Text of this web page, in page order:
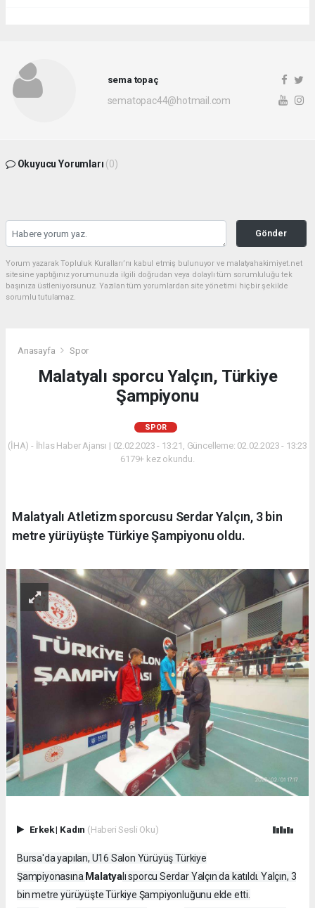
sema topaç
sematopac44@hotmail.com
Okuyucu Yorumları (0)
Gönder
Yorum yazarak Topluluk Kuralları’nı kabul etmiş bulunuyor ve malatyahakimiyet.net
sitesine yaptığınız yorumunuzla ilgili doğrudan veya dolaylı tüm sorumluluğu tek
başınıza üstleniyorsunuz. Yazılan tüm yorumlardan site yönetimi hiçbir şekilde
sorumlu tutulamaz.
Anasayfa Spor
Malatyalı sporcu Yalçın, Türkiye
Şampiyonu
SPOR
(İHA) - İhlas Haber Ajansı | 02.02.2023 - 13:21, Güncelleme: 02.02.2023 - 13:23
6179+ kez okundu.
Malatyalı Atletizm sporcusu Serdar Yalçın, 3 bin
metre yürüyüşte Türkiye Şampiyonu oldu.
Erkek| Kadın (Haberi Sesli Oku)
Bursa'da yapılan, U16 Salon Yürüyüş Türkiye
Şampiyonasına Malatyalı sporcu Serdar Yalçın da katıldı. Yalçın, 3
bin metre yürüyüşte Türkiye Şampiyonluğunu elde etti.